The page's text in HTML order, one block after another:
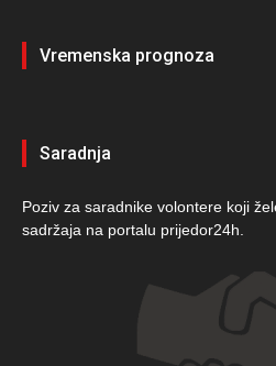
Vremenska prognoza
Saradnja
Poziv za saradnike volontere koji
sadržaja na portalu prijedor24h.